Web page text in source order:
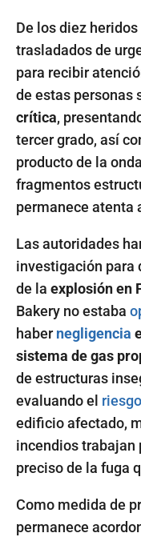
De los diez
trasladados de
para recibir
de estas personas
crítica,
tercer grado, así
producto de la
fragmentos
permanece atenta
Las autoridades
investigación para
de la explosión en
Bakery no estaba
habernegligencia
sistema de gas
de estructuras
evaluando el riesgo
edificio afectado,
incendios trabajan
preciso de la fuga
Como medida de
permanece